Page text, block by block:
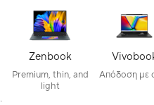
Zenbook
Premium, thin, and
light
Απόδοση με